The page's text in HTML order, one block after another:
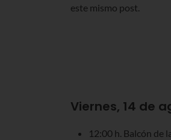
este mismo post.
Viernes, 14 de
12:00 h. Balcón de